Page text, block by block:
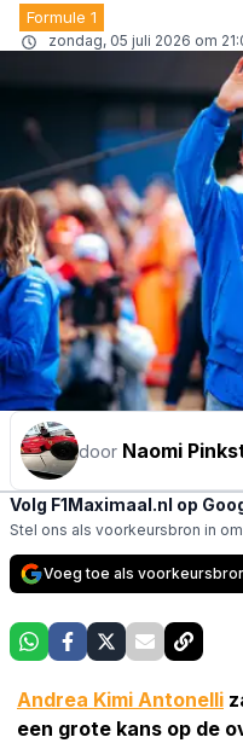
Formule 1
zondag, 05 juli 2026 om
door Naomi
Volg F1Maximaal.nl op
Stel ons als voorkeursbron in
Voeg toe als
Andrea Kimi Antonelli
een grote kans op de